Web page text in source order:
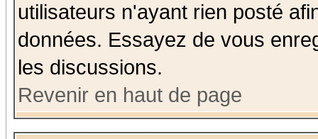
utilisateurs n'ayant rien posté
données. Essayez de vous
les discussions.
Revenir en haut de page